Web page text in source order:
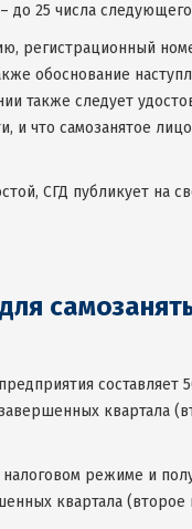
до 25 числа
регистрационный
обоснование
также следует
и что самозанятое
СГД публикует на
составляет
квартала
режиме и
квартала (второе